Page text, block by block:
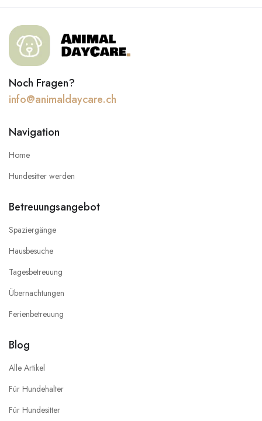
Noch Fragen?
info@animaldaycare.ch
Navigation
Home
Hundesitter werden
Betreuungsangebot
Spaziergänge
Hausbesuche
Tagesbetreuung
Übernachtungen
Ferienbetreuung
Blog
Alle Artikel
Für Hundehalter
Für Hundesitter